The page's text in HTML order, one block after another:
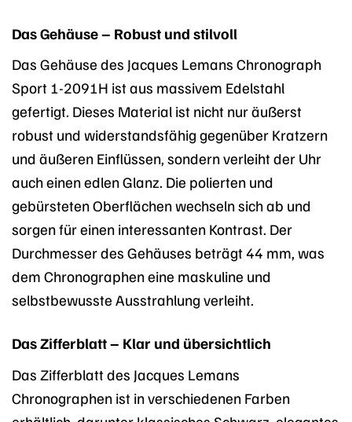
Das Gehäuse – Robust und stilvoll
Das Gehäuse des Jacques Lemans Chronograph
Sport 1-2091H ist aus massivem Edelstahl
gefertigt. Dieses Material ist nicht nur äußerst
robust und widerstandsfähig gegenüber Kratzern
und äußeren Einflüssen, sondern verleiht der Uhr
auch einen edlen Glanz. Die polierten und
gebürsteten Oberflächen wechseln sich ab und
sorgen für einen interessanten Kontrast. Der
Durchmesser des Gehäuses beträgt 44 mm, was
dem Chronographen eine maskuline und
selbstbewusste Ausstrahlung verleiht.
Das Zifferblatt – Klar und übersichtlich
Das Zifferblatt des Jacques Lemans
Chronographen ist in verschiedenen Farben